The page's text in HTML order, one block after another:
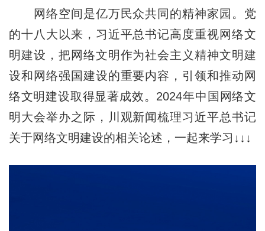
网络空间是亿万民众共同的精神家园。党
的十八大以来，习近平总书记高度重视网络文
明建设，把网络文明作为社会主义精神文明建
设和网络强国建设的重要内容，引领和推动网
络文明建设取得显著成效。2024年中国网络文
明大会举办之际，川观新闻梳理习近平总书记
关于网络文明建设的相关论述，一起来学习↓↓↓